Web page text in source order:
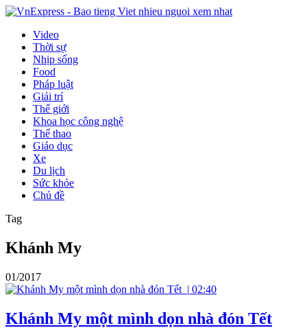
Video
Thời sự
Nhịp sống
Food
Pháp luật
Giải trí
Thế giới
Khoa học công nghệ
Thể thao
Giáo dục
Xe
Du lịch
Sức khỏe
Chủ đề
Tag
Khánh My
01/2017
| 02:40
Khánh My một mình dọn nhà đón Tết